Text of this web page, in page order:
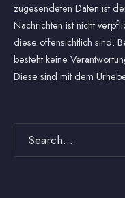
zugesendeten Daten ist
Nachrichten ist nicht
diese offensichtlich sind.
besteht keine
Diese sind mit dem